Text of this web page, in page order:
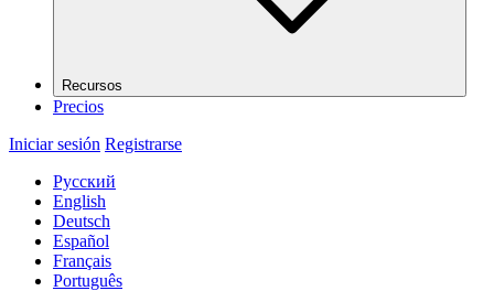
Recursos
Precios
Iniciar sesión Registrarse
Русский
English
Deutsch
Español
Français
Português